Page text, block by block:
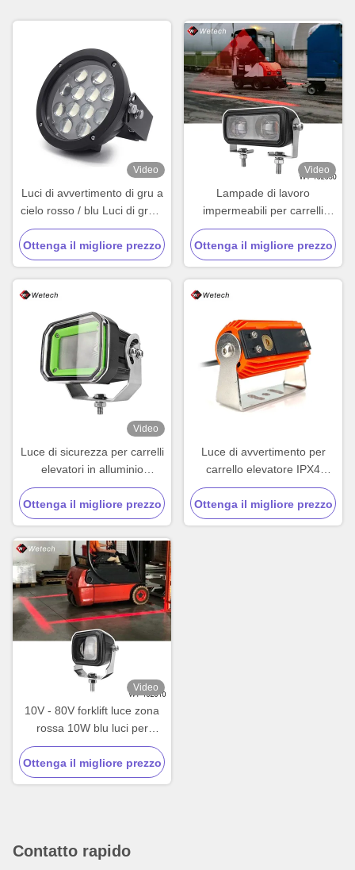
Video
Luci di avvertimento di gru a
cielo rosso / blu Luci di gru a
cielo LED personalizzate
Ottenga il migliore prezzo
Video
Lampade di lavoro
impermeabili per carrelli
elevatori 12V 24V Lampade
di sicurezza per pedoni per
carrelli elevatori 30W
Ottenga il migliore prezzo
Video
Luce di sicurezza per carrelli
elevatori in alluminio
stampato 60W Luce di
sicurezza per magazzini
IP67
Ottenga il migliore prezzo
Luce di avvertimento per
carrello elevatore IPX4
impermeabile 10-110V DC
con alloggiamento in
alluminio pressofuso e fascio
Ottenga il migliore prezzo
Video
10V - 80V forklift luce zona
rossa 10W blu luci per
carrelli elevatori con
alluminio coagulato
Ottenga il migliore prezzo
Contatto rapido